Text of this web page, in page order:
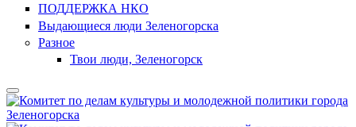
ПОДДЕРЖКА НКО
Выдающиеся люди Зеленогорска
Разное
Твои люди, Зеленогорск